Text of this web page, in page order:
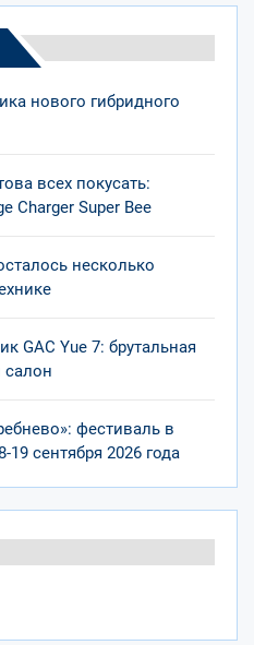
нового гибридного
всех покусать:
Charger Super Bee
несколько
GAC Yue 7: брутальная
фестиваль в
сентября 2026 года